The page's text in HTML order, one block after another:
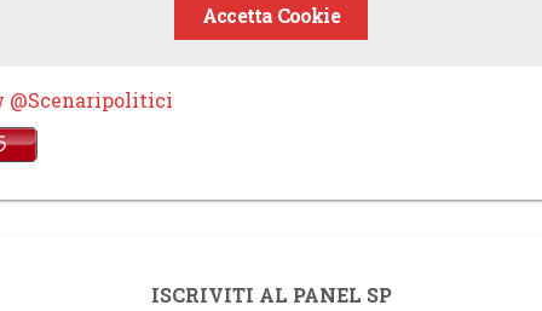
Accetta Cookie
@Scenaripolitici
ISCRIVITI AL PANEL SP